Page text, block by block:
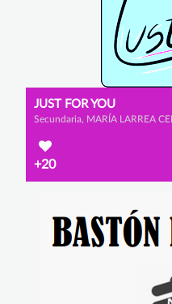
JUST FOR YOU
+20